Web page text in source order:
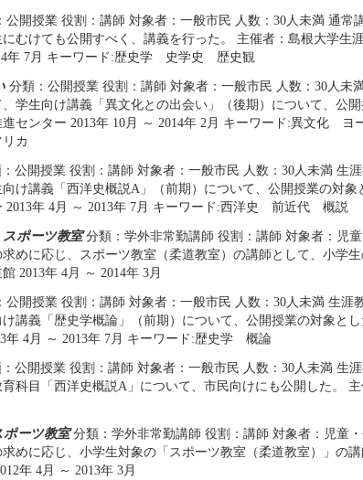
開授業 役割：講師 対象者：一般市民 人数：30人未満 通常
むけても公開すべく、講義を行った。 主催者：島根大学生
年 7月 キーワード:歴史学 史学史 歴史観
分類：公開授業 役割：講師 対象者：一般市民 人数：30人未
学生向け講義「異文化との出会い」（後期）について、公
進センター 2013年 10月 ～ 2014年 2月 キーワード:異文化
カ
公開授業 役割：講師 対象者：一般市民 人数：30人未満 生
け講義「西洋史概説A」（前期）について、公開授業の対象
2013年 4月 ～ 2013年 7月 キーワード:西洋史 前近代 概説
ポーツ教室分類：学外非常勤講師 役割：講師 対象者：児
めに応じ、スポーツ教室（柔道教室）の講師として、小学
2013年 4月 ～ 2014年 3月
開授業 役割：講師 対象者：一般市民 人数：30人未満 生涯
講義「歴史学概論」（前期）について、公開授業の対象と
年 4月 ～ 2013年 7月 キーワード:歴史学 概論
公開授業 役割：講師 対象者：一般市民 人数：30人未満 生
科目「西洋史概説A」について、市民向けにも公開した。
ポーツ教室分類：学外非常勤講師 役割：講師 対象者：児童
めに応じ、小学生対象の「スポーツ教室（柔道教室）」の講
年 4月 ～ 2013年 3月